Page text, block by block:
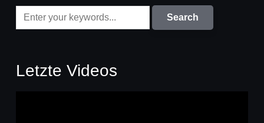
Letzte Videos